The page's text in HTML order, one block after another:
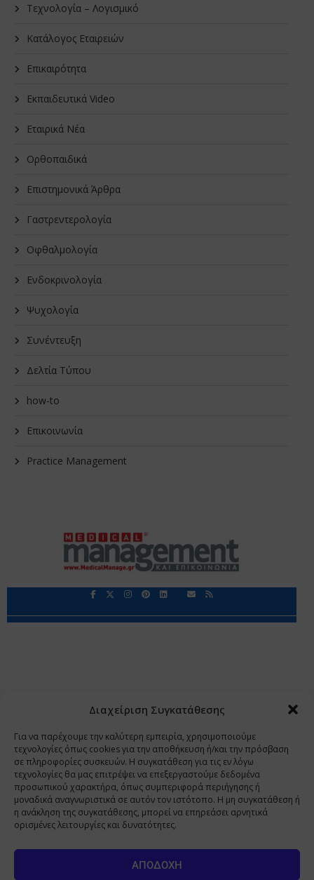
Διαχείριση Συγκατάθεσης
Για να παρέχουμε την καλύτερη εμπειρία, χρησιμοποιούμε
τεχνολογίες όπως cookies για την αποθήκευση ή/και την πρόσβαση
σε πληροφορίες συσκευών. Η συγκατάθεση για τις εν λόγω
τεχνολογίες θα μας επιτρέψει να επεξεργαστούμε δεδομένα
προσωπικού χαρακτήρα, όπως συμπεριφορά περιήγησης ή
μοναδικά αναγνωριστικά σε αυτόν τον ιστότοπο. Η μη συγκατάθεση ή
η ανάκληση της συγκατάθεσης, μπορεί να επηρεάσει αρνητικά
ορισμένες λειτουργίες και δυνατότητες.
ΑΠΟΔΟΧΉ
Τεχνολογία – Λογισμικό
Κατάλογος Εταιρειών
Επικαιρότητα
Εκπαιδευτικά Video
Εταιρικά Νέα
Oρθοπαιδικά
Επιστημονικά Άρθρα
Γαστρεντερολογία
Οφθαλμολογία
Ενδοκρινολογία
Ψυχολογία
Συνέντευξη
Δελτία Τύπου
how-to
Επικοινωνία
Practice Management
Copyright 2009 - 2026 © Χαραμή Α.Ε.
www.PharmaManage.gr • www.HealthExpo.gr • www.YO.gr
•
www.GreekShares.com • www.eLearning-
PharmaManage.gr • www.Charami-SA.gr
Με την παραμονή σας σε αυτή δηλώνετε,